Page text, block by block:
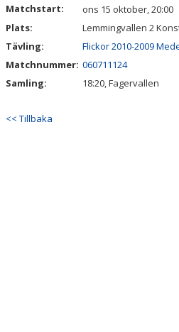
KONTAKT
GÄSTBOK
Matchstart:
ons 15 oktober, 20:00
Plats:
Lemmingvallen 2
Tävling:
Flickor 2010-2009
Matchnummer: 060711124
Samling:
18:20, Fagervallen
<< Tillbaka